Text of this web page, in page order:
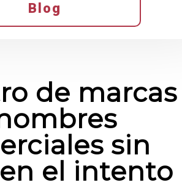
Blog
de marcas
sin
el intento